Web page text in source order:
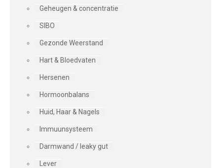
Geheugen & concentratie
SIBO
Gezonde Weerstand
Hart & Bloedvaten
Hersenen
Hormoonbalans
Huid, Haar & Nagels
Immuunsysteem
Darmwand / leaky gut
Lever